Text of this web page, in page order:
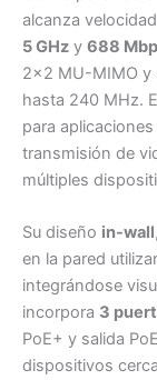
alcanza
5 GHz y 688
2×2 MU-MIMO y
hasta 240 MHz.
para
transmisión de
múltiples
Su diseño in-wall
en la pared
integrándose
incorpora 3
PoE+ y salida
dispositivos